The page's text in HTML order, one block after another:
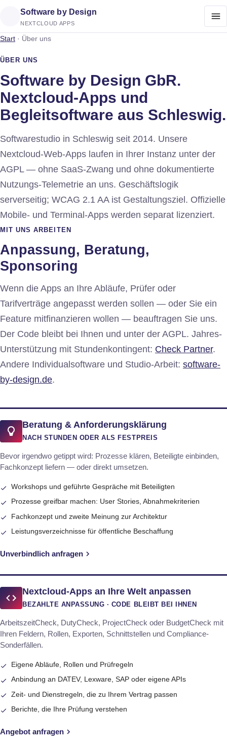
Software by Design
NEXTCLOUD APPS
Start · Über uns
ÜBER UNS
Software by Design GbR.
Nextcloud-Apps und
Begleitsoftware aus Schleswig.
Softwarestudio in Schleswig seit 2014. Unsere
Nextcloud-Web-Apps laufen in Ihrer Instanz unter der
AGPL — ohne SaaS-Zwang und ohne dokumentierte
Nutzungs-Telemetrie an uns. Geschäftslogik
serverseitig; WCAG 2.1 AA ist Gestaltungsziel. Offizielle
Mobile- und Terminal-Apps werden separat lizenziert.
MIT UNS ARBEITEN
Anpassung, Beratung,
Sponsoring
Wenn die Apps an Ihre Abläufe, Prüfer oder
Tarifverträge angepasst werden sollen — oder Sie ein
Feature mitfinanzieren wollen — beauftragen Sie uns.
Der Code bleibt bei Ihnen und unter der AGPL. Jahres-
Unterstützung mit Stundenkontingent: Check Partner.
Andere Individualsoftware und Studio-Arbeit: software-
by-design.de(öffnet in neuem Tab)
.
Beratung & Anforderungsklärung
NACH STUNDEN ODER ALS FESTPREIS
Bevor irgendwo getippt wird: Prozesse klären, Beteiligte einbinden,
Fachkonzept liefern — oder direkt umsetzen.
Workshops und geführte Gespräche mit Beteiligten
Prozesse greifbar machen: User Stories, Abnahmekriterien
Fachkonzept und zweite Meinung zur Architektur
Leistungsverzeichnisse für öffentliche Beschaffung
Unverbindlich anfragen
Nextcloud-Apps an Ihre Welt anpassen
BEZAHLTE ANPASSUNG · CODE BLEIBT BEI IHNEN
ArbeitszeitCheck, DutyCheck, ProjectCheck oder BudgetCheck mit
Ihren Feldern, Rollen, Exporten, Schnittstellen und Compliance-
Sonderfällen.
Eigene Abläufe, Rollen und Prüfregeln
Anbindung an DATEV, Lexware, SAP oder eigene APIs
Zeit- und Dienstregeln, die zu Ihrem Vertrag passen
Berichte, die Ihre Prüfung verstehen
Angebot anfragen